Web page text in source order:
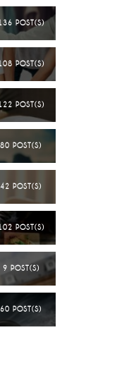
POST(S)
POST(S)
POST(S)
80 POST(S)
42 POST(S)
POST(S)
9 POST(S)
60 POST(S)